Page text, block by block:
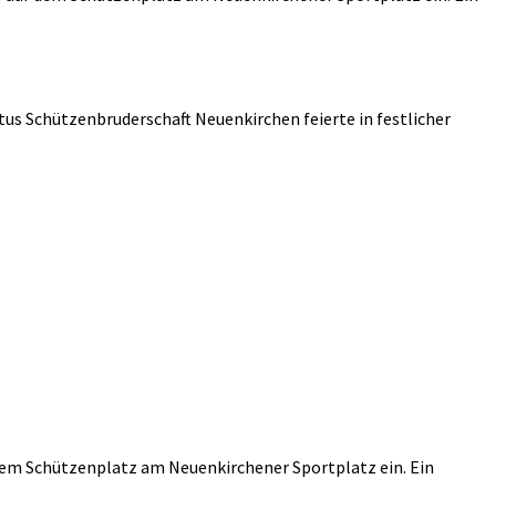
Schützenbruderschaft Neuenkirchen feierte in festlicher
Schützenplatz am Neuenkirchener Sportplatz ein. Ein